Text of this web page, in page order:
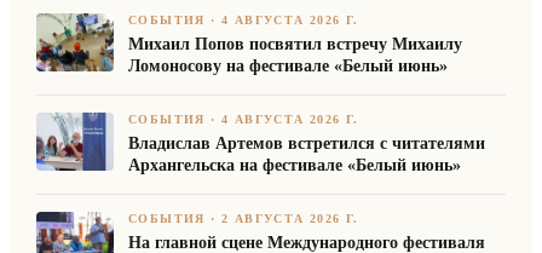
СОБЫТИЯ ·4 АВГУСТА 2026 Г.
Михаил Попов посвятил встречу Михаилу
Ломоносову на фестивале «Белый июнь»
СОБЫТИЯ ·4 АВГУСТА 2026 Г.
Владислав Артемов встретился с читателями
Архангельска на фестивале «Белый июнь»
СОБЫТИЯ ·2 АВГУСТА 2026 Г.
На главной сцене Международного фестиваля